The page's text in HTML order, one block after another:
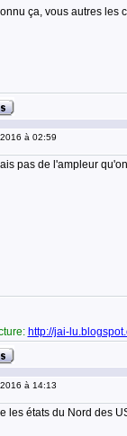
ça, vous autres les
à 02:59
pas de l'ampleur
http://jai-
à 14:13
les états du Nord des